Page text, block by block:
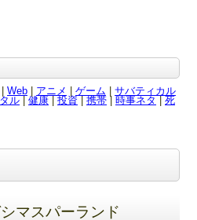
Web アニメ ゲーム
サバティカル
ル 健康 投資 携帯 | 時事ネタ
死
マスパーランド